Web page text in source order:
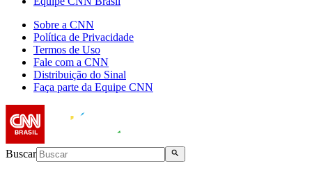
Sobre a CNN
Política de Privacidade
Termos de Uso
Fale com a CNN
Distribuição do Sinal
Faça parte da Equipe CNN
Buscar